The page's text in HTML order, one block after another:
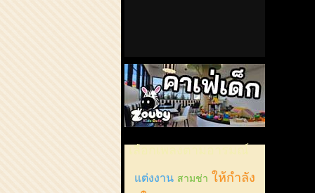
คาเฟ่เด็กลำลูกกา
แต่งงาน สามช่า ให้กำลัง